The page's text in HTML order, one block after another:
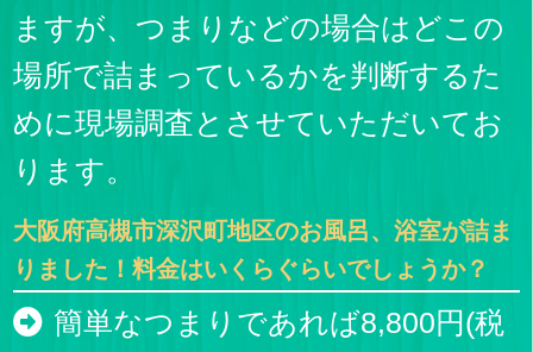
ますが、つまりなどの場合はどこの
場所で詰まっているかを判断するた
めに現場調査とさせていただいてお
ります。
大阪府高槻市深沢町地区のお風呂、浴室が詰ま
りました！料金はいくらぐらいでしょうか？
簡単なつまりであれば8,800円(税